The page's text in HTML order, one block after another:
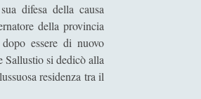
difesa della causa
della provincia
essere di nuovo
Sallustio si dedicò alla
residenza tra il